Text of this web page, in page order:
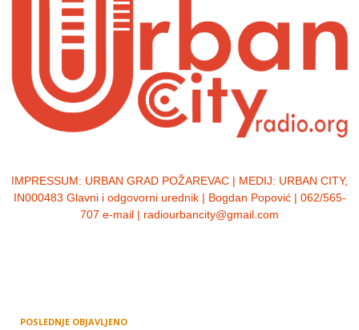
IMPRESSUM: URBAN GRAD POŽAREVAC | MEDIJ: URBAN CITY,
IN000483 Glavni i odgovorni urednik | Bogdan Popović | 062/565-
707 e-mail | radiourbancity@gmail.com
POSLEDNJE OBJAVLJENO